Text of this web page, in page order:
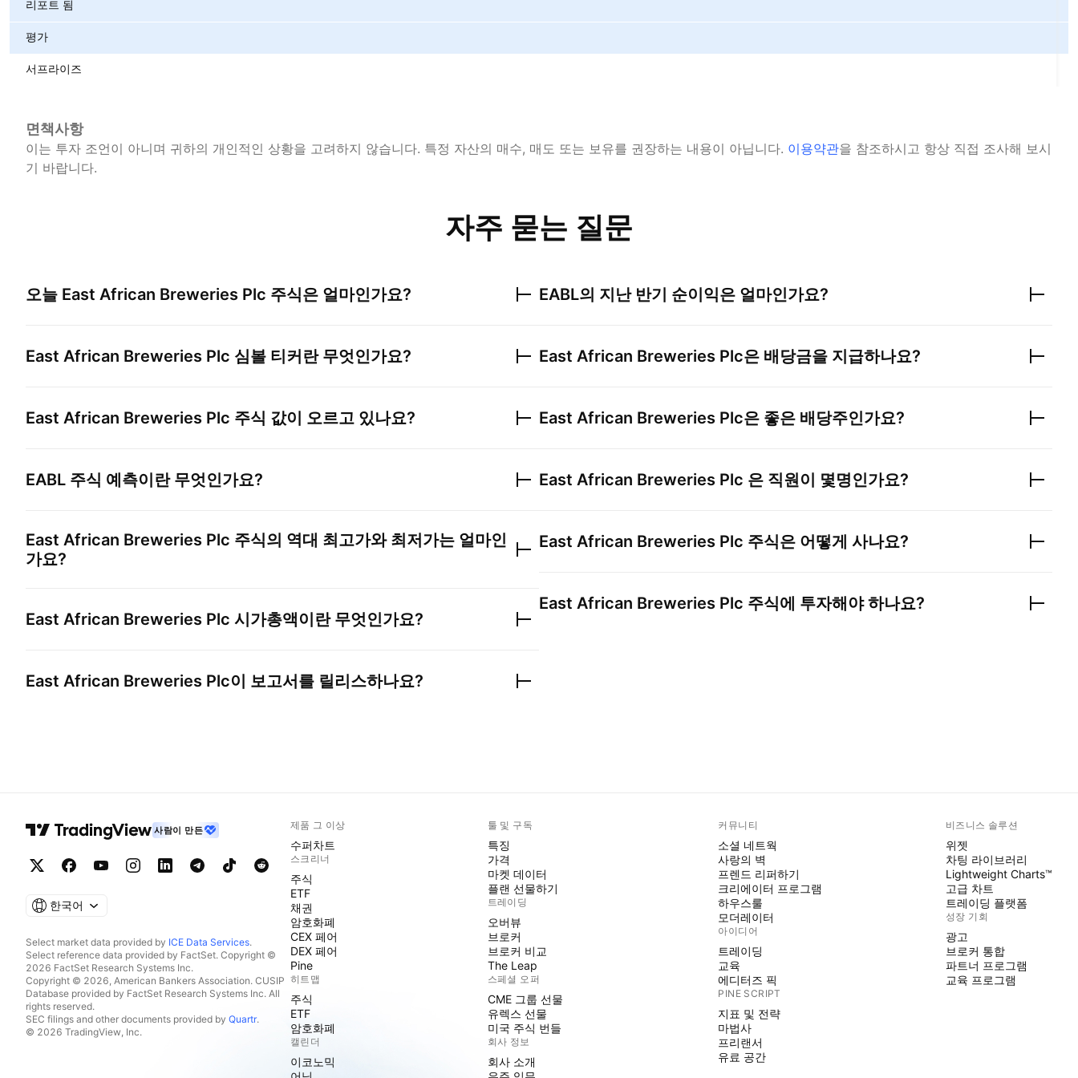
리포트 됨
평가
서프라이즈
면책사항
이는 투자 조언이 아니며 귀하의 개인적인 상황을 고려하지 않습니다. 특정 자산의 매수, 매도 또는 보유를 권장하는 내용이 아닙니다. 이용약관을 참조하시고 항상 직접 조사해 보시
기 바랍니다.
자주 묻는 질문
오늘 East African Breweries Plc 주식은 얼마인가요?
East African Breweries Plc 심볼 티커란 무엇인가요?
East African Breweries Plc 주식 값이 오르고 있나요?
EABL 주식 예측이란 무엇인가요?
East African Breweries Plc 주식의 역대 최고가와 최저가는 얼마인
가요?
East African Breweries Plc 시가총액이란 무엇인가요?
East African Breweries Plc이 보고서를 릴리스하나요?
EABL의 지난 반기 순이익은 얼마인가요?
East African Breweries Plc은 배당금을 지급하나요?
East African Breweries Plc은 좋은 배당주인가요?
East African Breweries Plc 은 직원이 몇명인가요?
East African Breweries Plc 주식은 어떻게 사나요?
East African Breweries Plc 주식에 투자해야 하나요?
사람이 만든
한국어
Select market data provided by ICE Data Services.
Select reference data provided by FactSet. Copyright ©
2026 FactSet Research Systems Inc.
Copyright © 2026, American Bankers Association. CUSIP
Database provided by FactSet Research Systems Inc. All
rights reserved.
SEC filings and other documents provided by Quartr.
© 2026 TradingView, Inc.
제품 그 이상
수퍼차트
스크리너
주식
ETF
채권
암호화폐
CEX 페어
DEX 페어
Pine
히트맵
주식
ETF
암호화폐
캘린더
이코노믹
툴 및 구독
특징
가격
마켓 데이터
플랜 선물하기
트레이딩
오버뷰
브로커
브로커 비교
The Leap
스페셜 오퍼
CME 그룹 선물
유렉스 선물
미국 주식 번들
회사 정보
회사 소개
커뮤니티
소셜 네트웍
사랑의 벽
프렌드 리퍼하기
크리에이터 프로그램
하우스룰
모더레이터
아이디어
트레이딩
교육
에디터즈 픽
PINE SCRIPT
지표 및 전략
마법사
프리랜서
유료 공간
비즈니스 솔루션
위젯
차팅 라이브러리
Lightweight Charts™
고급 차트
트레이딩 플랫폼
성장 기회
광고
브로커 통합
파트너 프로그램
교육 프로그램